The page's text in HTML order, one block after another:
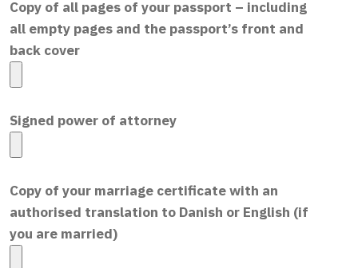
Copy of all pages of your passport – including
all empty pages and the passport’s front and
back cover
Signed power of attorney
Copy of your marriage certificate with an
authorised translation to Danish or English (if
you are married)